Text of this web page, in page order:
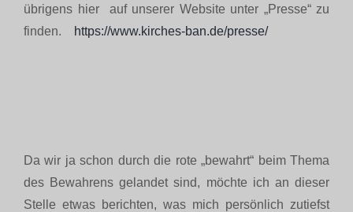
übrigens hier auf unserer Website unter „Presse“ zu
finden.
https://www.kirches-ban.de/presse/
Da wir ja schon durch die rote „bewahrt“ beim Thema
des Bewahrens gelandet sind, möchte ich an dieser
Stelle etwas berichten, was mich persönlich zutiefst